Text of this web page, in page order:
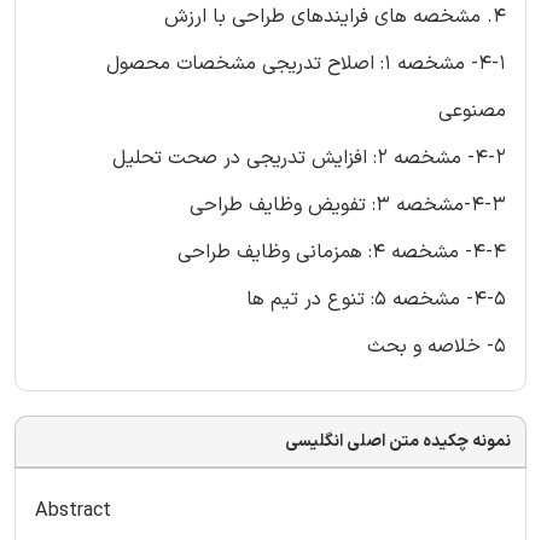
۴. مشخصه های فرایندهای طراحی با ارزش
۴-۱- مشخصه ۱: اصلاح تدریجی مشخصات محصول
مصنوعی
۴-۲- مشخصه ۲: افزایش تدریجی در صحت تحلیل
۴-۳-مشخصه ۳: تفویض وظایف طراحی
۴-۴- مشخصه ۴: همزمانی وظایف طراحی
۴-۵- مشخصه ۵: تنوع در تیم ها
5- خلاصه و بحث
نمونه چکیده متن اصلی انگلیسی
Abstract